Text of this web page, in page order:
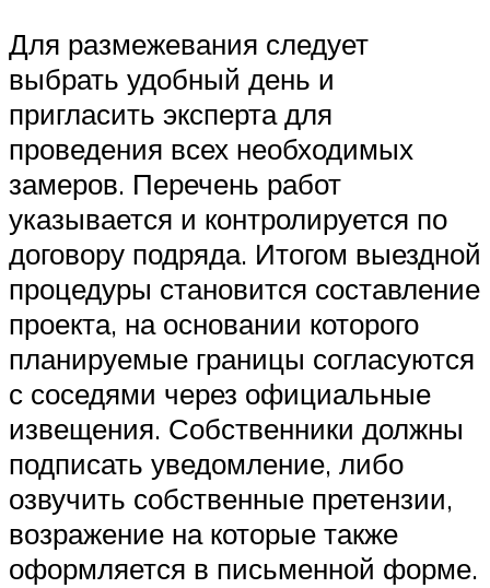
Для размежевания следует
выбрать удобный день и
пригласить эксперта для
проведения всех необходимых
замеров. Перечень работ
указывается и контролируется по
договору подряда. Итогом выездной
процедуры становится составление
проекта, на основании которого
планируемые границы согласуются
с соседями через официальные
извещения. Собственники должны
подписать уведомление, либо
озвучить собственные претензии,
возражение на которые также
оформляется в письменной форме.